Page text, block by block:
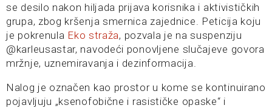
se desilo nakon hiljada prijava korisnika i aktivističkih
grupa, zbog kršenja smernica zajednice. Peticija koju
je pokrenula Eko straža, pozvala je na suspenziju
@karleusastar, navodeći ponovljene slučajeve govora
mržnje, uznemiravanja i dezinformacija.
Nalog je označen kao prostor u kome se kontinuirano
pojavljuju „ksenofobične i rasističke opaske“ i